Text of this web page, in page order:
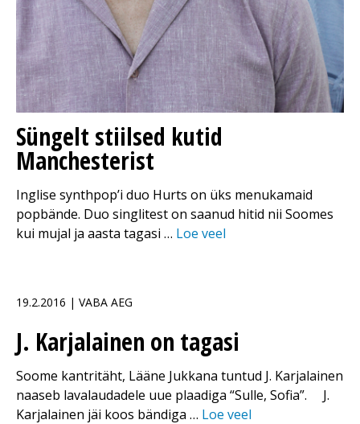
Süngelt stiilsed kutid
Manchesterist
Inglise synthpop’i duo Hurts on üks menukamaid
popbände. Duo singlitest on saanud hitid nii Soomes
kui mujal ja aasta tagasi … Loe veel
19.2.2016 | VABA AEG
J. Karjalainen on tagasi
Soome kantritäht, Lääne Jukkana tuntud J. Karjalainen
naaseb lavalaudadele uue plaadiga “Sulle, Sofia”. J.
Karjalainen jäi koos bändiga … Loe veel